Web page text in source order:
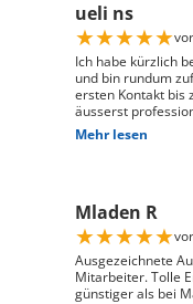
ueli ns
★★★★★
Ich habe kürzlich
und bin rundum
ersten Kontakt bis
äusserst
hervorheben
durch Herrn David
und engagierte Art
angenehm
und zuverlässig,
erhalten, wie ich
Züri West
bedanke mich
Mehr lesen
Mladen R
★★★★★
Ausgezeichnete
Mitarbeiter. Tolle Erfahrung.
günstiger als bei